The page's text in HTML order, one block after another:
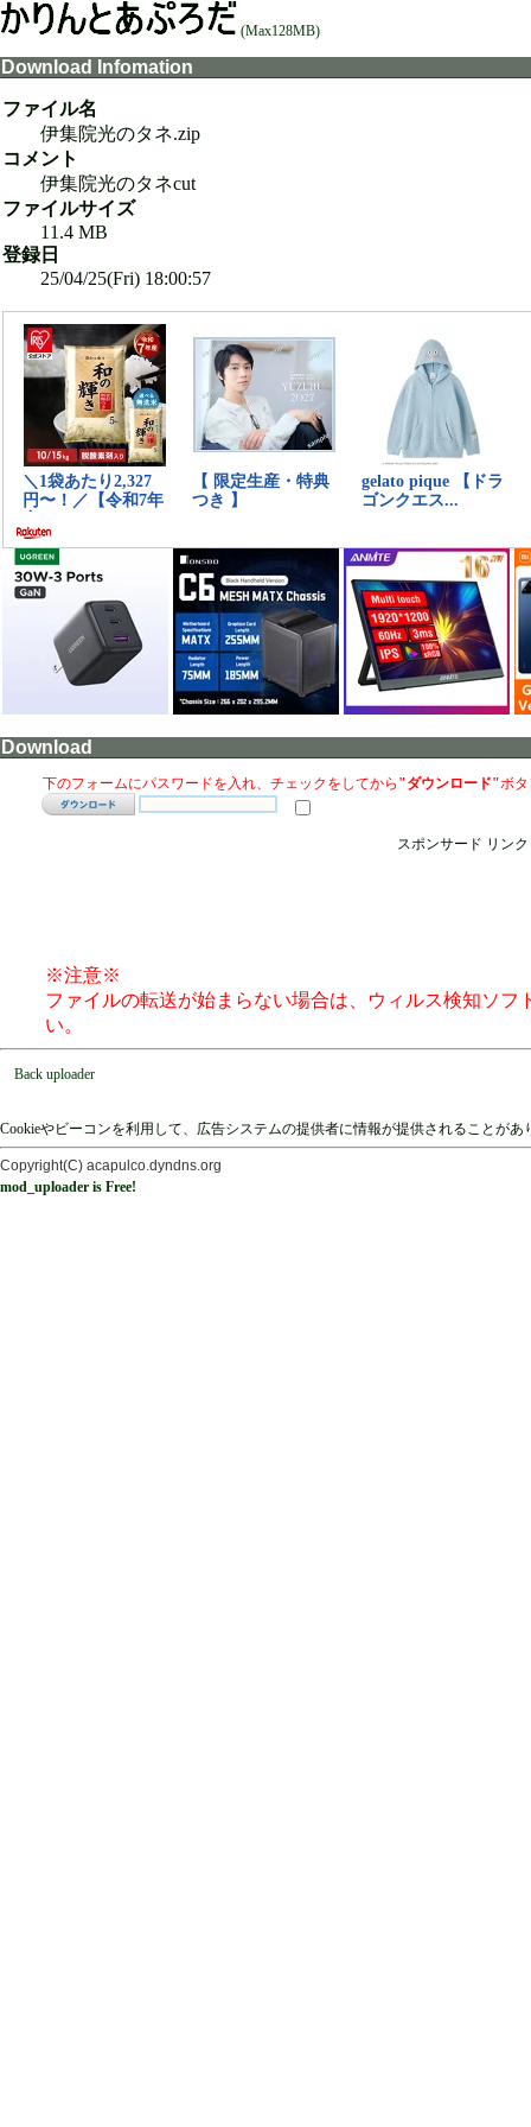
(Max128MB)
Download Infomation
ファイル名
伊集院光のタネ.zip
コメント
伊集院光のタネcut
ファイルサイズ
11.4 MB
登録日
25/04/25(Fri) 18:00:57
Download
下のフォームにパスワードを入れ、チェックをしてから "ダウンロード"ボ
スポンサード リンク
※注意※
ファイルの転送が始まらない場合は、ウィルス検知ソ
い。
Back uploader
Cookieやビーコンを利用して、広告システムの提供者に情報が提供されることが
Copyright(C) acapulco.dyndns.org
mod_uploader is Free!